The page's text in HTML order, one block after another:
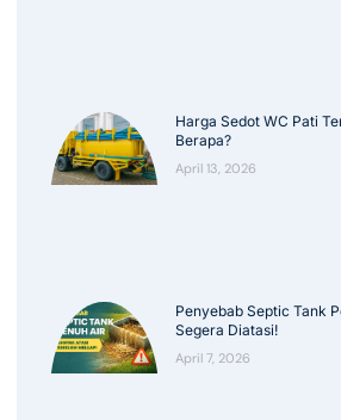
Harga Sedot WC Pati
Berapa?
April 13, 2026
Penyebab Septic Tank
Segera Diatasi!
April 7, 2026